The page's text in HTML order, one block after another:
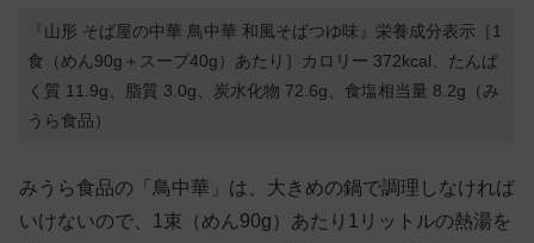
『山形 そば屋の中華 鳥中華 和風そばつゆ味』栄養成分表示［1
食（めん90g＋スープ40g）あたり］カロリー 372kcal、たんぱ
く質 11.9g、脂質 3.0g、炭水化物 72.6g、食塩相当量 8.2g（み
うら食品）
みうら食品の「鳥中華」は、大きめの鍋で調理しなければ
いけないので、1束（めん90g）あたり1リットルの熱湯を